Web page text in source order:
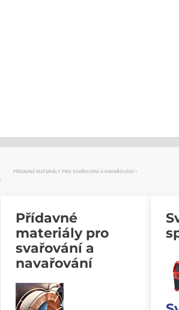
PŘÍDAVNÉ MATERIÁLY PRO SVAŘOVÁNÍ A NAVAŘOVÁNÍ
Přídavné
materiály pro
svařování a
navařování